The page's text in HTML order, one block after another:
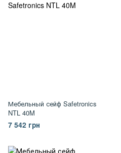
Мебельный сейф Safetronics
NTL 40M
7 542 грн